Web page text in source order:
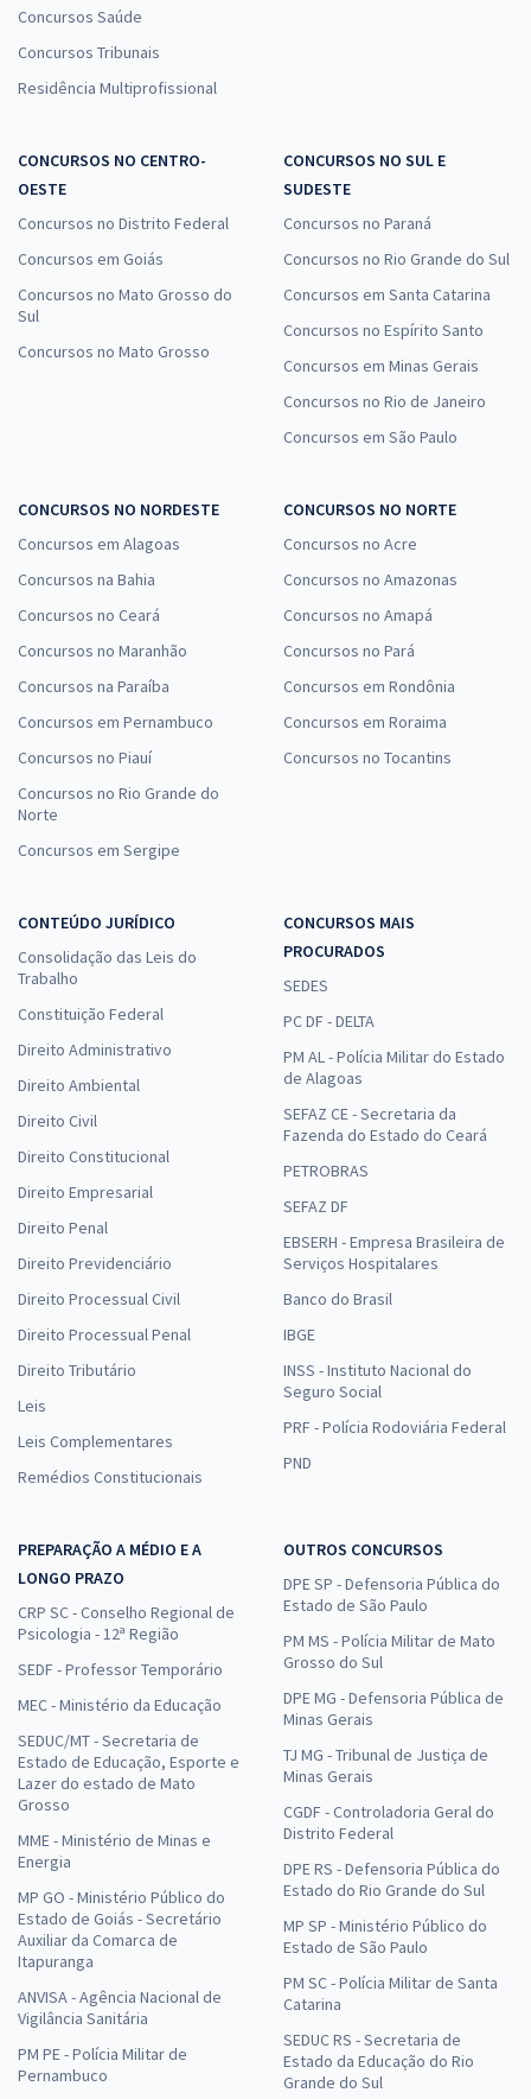
Concursos Saúde
Concursos Tribunais
Residência Multiprofissional
CONCURSOS NO CENTRO-
OESTE
Concursos no Distrito Federal
Concursos em Goiás
Concursos no Mato Grosso do
Sul
Concursos no Mato Grosso
CONCURSOS NO SUL E
SUDESTE
Concursos no Paraná
Concursos no Rio Grande do Sul
Concursos em Santa Catarina
Concursos no Espírito Santo
Concursos em Minas Gerais
Concursos no Rio de Janeiro
Concursos em São Paulo
CONCURSOS NO NORDESTE
Concursos em Alagoas
Concursos na Bahia
Concursos no Ceará
Concursos no Maranhão
Concursos na Paraíba
Concursos em Pernambuco
Concursos no Piauí
Concursos no Rio Grande do
Norte
Concursos em Sergipe
CONCURSOS NO NORTE
Concursos no Acre
Concursos no Amazonas
Concursos no Amapá
Concursos no Pará
Concursos em Rondônia
Concursos em Roraima
Concursos no Tocantins
CONTEÚDO JURÍDICO
Consolidação das Leis do
Trabalho
Constituição Federal
Direito Administrativo
Direito Ambiental
Direito Civil
Direito Constitucional
Direito Empresarial
Direito Penal
Direito Previdenciário
Direito Processual Civil
Direito Processual Penal
Direito Tributário
Leis
Leis Complementares
Remédios Constitucionais
CONCURSOS MAIS
PROCURADOS
SEDES
PC DF - DELTA
PM AL - Polícia Militar do Estado
de Alagoas
SEFAZ CE - Secretaria da
Fazenda do Estado do Ceará
PETROBRAS
SEFAZ DF
EBSERH - Empresa Brasileira de
Serviços Hospitalares
Banco do Brasil
IBGE
INSS - Instituto Nacional do
Seguro Social
PRF - Polícia Rodoviária Federal
PND
PREPARAÇÃO A MÉDIO E A
LONGO PRAZO
CRP SC - Conselho Regional de
Psicologia - 12ª Região
SEDF - Professor Temporário
MEC - Ministério da Educação
SEDUC/MT - Secretaria de
Estado de Educação, Esporte e
Lazer do estado de Mato
Grosso
MME - Ministério de Minas e
Energia
MP GO - Ministério Público do
Estado de Goiás - Secretário
Auxiliar da Comarca de
Itapuranga
ANVISA - Agência Nacional de
Vigilância Sanitária
PM PE - Polícia Militar de
Pernambuco
OUTROS CONCURSOS
DPE SP - Defensoria Pública do
Estado de São Paulo
PM MS - Polícia Militar de Mato
Grosso do Sul
DPE MG - Defensoria Pública de
Minas Gerais
TJ MG - Tribunal de Justiça de
Minas Gerais
CGDF - Controladoria Geral do
Distrito Federal
DPE RS - Defensoria Pública do
Estado do Rio Grande do Sul
MP SP - Ministério Público do
Estado de São Paulo
PM SC - Polícia Militar de Santa
Catarina
SEDUC RS - Secretaria de
Estado da Educação do Rio
Grande do Sul